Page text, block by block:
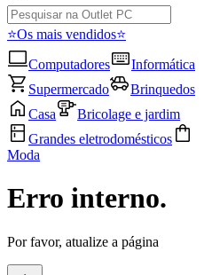
⭐Os mais vendidos⭐
Computadores
Informática
Supermercado
Brinquedos
Casa
Bricolage e jardim
Grandes eletrodomésticos
Moda
Erro interno.
Por favor, atualize a página